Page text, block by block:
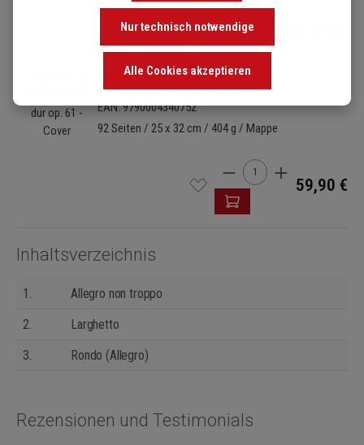
Mindestbestellmenge: 2 Stück
Bildergalerie überspringenOB 5353-30 Harmoniestimmen
EAN: 9790004340752
92 Seiten / 25 x 32 cm / 404 g / Mappe
Produkt Anzahl: Gib
59,90 €
Inhaltsverzeichnis
1.
Allegro non troppo
2.
Larghetto
3.
Rondo (Allegro)
Rezensionen und Testimonials
Nur technisch notwendige
Alle Cookies akzeptieren